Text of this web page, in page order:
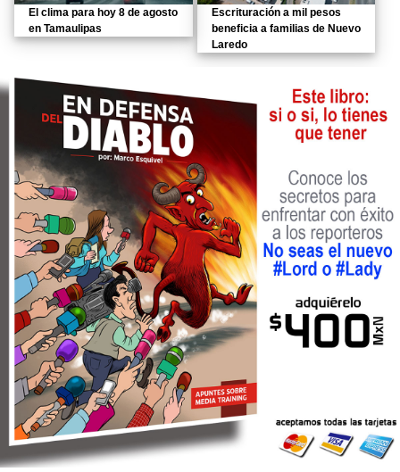
El clima para hoy 8 de agosto
en Tamaulipas
Escrituración a mil pesos
beneficia a familias de Nuevo
Laredo